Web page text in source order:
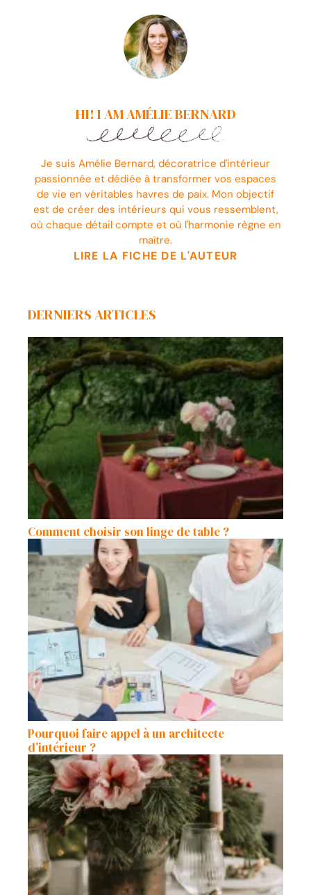
HI! I AM AMÉLIE BERNARD
Je suis Amélie Bernard, décoratrice d'intérieur
passionnée et dédiée à transformer vos espaces
de vie en véritables havres de paix. Mon objectif
est de créer des intérieurs qui vous ressemblent,
où chaque détail compte et où l'harmonie règne en
maître.
LIRE LA FICHE DE L'AUTEUR
DERNIERS ARTICLES
Comment choisir son linge de table ?
Pourquoi faire appel à un architecte
d’intérieur ?